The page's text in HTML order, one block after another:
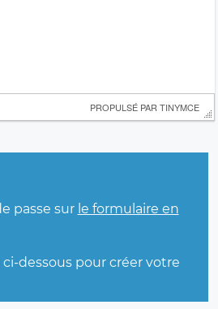
PROPULSÉ PAR TINYMCE
passe sur le formulaire en
dessous pour créer votre